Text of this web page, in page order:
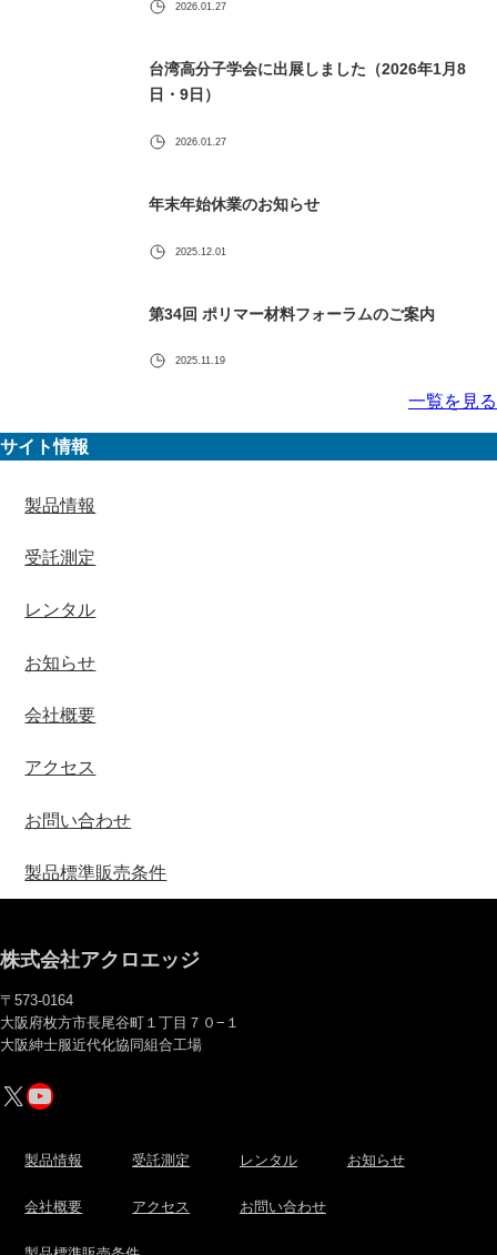
2026.01.27
台湾高分子学会に出展しました（2026年1月8
日・9日）
2026.01.27
年末年始休業のお知らせ
2025.12.01
第34回 ポリマー材料フォーラムのご案内
2025.11.19
一覧を見る
サイト情報
製品情報
受託測定
レンタル
お知らせ
会社概要
アクセス
お問い合わせ
製品標準販売条件
株式会社アクロエッジ
〒573-0164
大阪府枚方市長尾谷町１丁目７０−１
大阪紳士服近代化協同組合工場
X YouTube
製品情報 受託測定 レンタル お知らせ
会社概要 アクセス お問い合わせ